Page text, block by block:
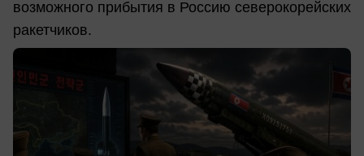
возможного прибытия в Россию северокорейских
ракетчиков.